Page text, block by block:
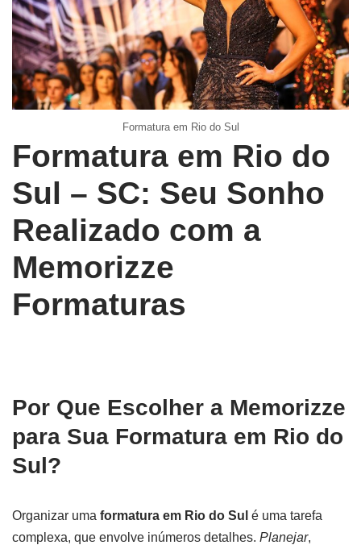
Formatura em Rio do Sul
Formatura em Rio do
Sul – SC: Seu Sonho
Realizado com a
Memorizze
Formaturas
Por Que Escolher a Memorizze
para Sua Formatura em Rio do
Sul?
Organizar uma formatura em Rio do Sul é uma tarefa
complexa, que envolve inúmeros detalhes. Planejar,